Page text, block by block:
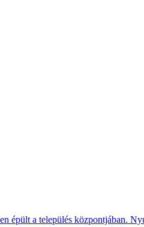
épült a település központjában.